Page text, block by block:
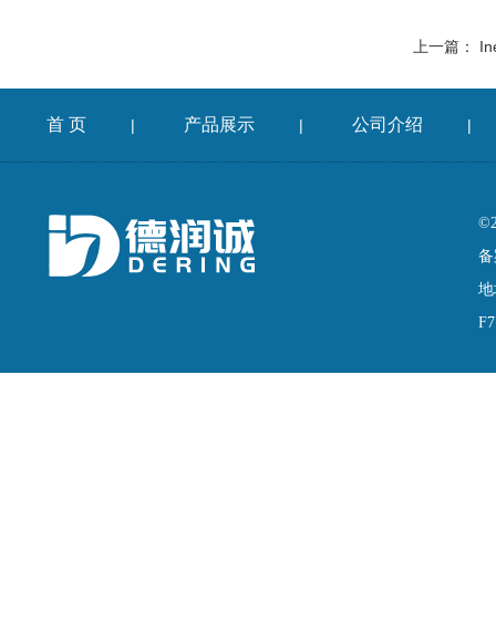
上一篇：
首 页 | 产品展示 | 公司介绍 |
备